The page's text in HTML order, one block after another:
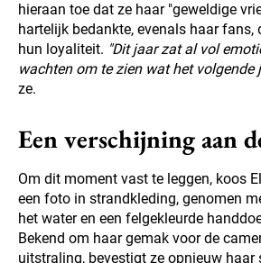
hieraan toe dat ze haar "geweldige
hartelijk bedankte, evenals haar fans,
hun loyaliteit. "Dit jaar zat al vol
wachten om te zien wat het volgende
ze.
Een verschijning aan
Om dit moment vast te leggen, koos
een foto in strandkleding, genomen
het water en een felgekleurde
Bekend om haar gemak voor de
uitstraling, bevestigt ze opnieuw haar